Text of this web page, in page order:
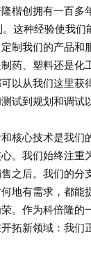
楷创拥有一百多
这种经验使我们
制我们的产品和
药、塑料还是化
以从我们这里获
试到规划和调试
核心技术是我们
。我们始终注重
之后。我们的分
地有需求，都能
。作为科倍隆的
拓新领域：我们